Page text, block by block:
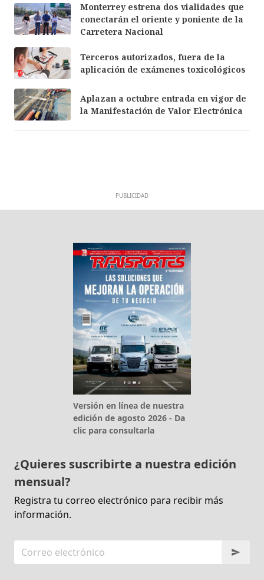
Monterrey estrena dos vialidades que
conectarán el oriente y poniente de la
Carretera Nacional
Terceros autorizados, fuera de la
aplicación de exámenes toxicológicos
Aplazan a octubre entrada en vigor de
la Manifestación de Valor Electrónica
PUBLICIDAD
Versión en línea de nuestra
edición de agosto 2026 - Da
clic para consultarla
¿Quieres suscribirte a nuestra edición
mensual?
Registra tu correo electrónico para recibir más
información.